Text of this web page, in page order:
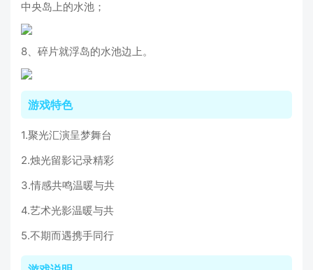
中央岛上的水池；
8、碎片就浮岛的水池边上。
游戏特色
1.聚光汇演呈梦舞台
2.烛光留影记录精彩
3.情感共鸣温暖与共
4.艺术光影温暖与共
5.不期而遇携手同行